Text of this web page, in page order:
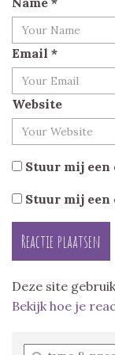
Email *
Website
Stuur mij
Stuur mij
Deze site
Bekijk hoe je